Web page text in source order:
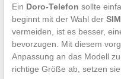
Ein Doro-Telefon sollte
beginnt mit der Wahl der
vermeiden, ist es besser,
bevorzugen. Mit diesem
Anpassung an das Modell
richtige Größe ab, setzen